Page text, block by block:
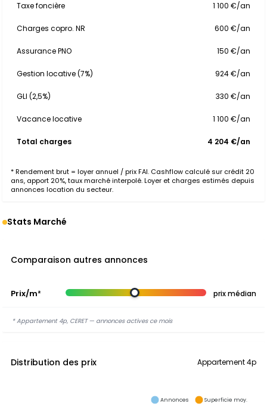
Taxe foncière 1 100 €/an
Charges copro. NR 600 €/an
Assurance PNO 150 €/an
Gestion locative (7%) 924 €/an
GLI (2,5%) 330 €/an
Vacance locative 1 100 €/an
Total charges 4 204 €/an
* Rendement brut = loyer annuel / prix FAI. Cashflow calculé sur crédit 20
ans, apport 20%, taux marché interpolé. Loyer et charges estimés depuis
annonces location du secteur.
Stats Marché
Comparaison autres annonces
Prix/m² prix médian
* Appartement 4p, CERET — annonces actives ce mois
Distribution des prix Appartement 4p
Annonces Superficie moy.